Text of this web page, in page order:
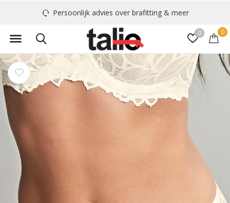
0 0
Persoonlijk advies over brafitting & meer